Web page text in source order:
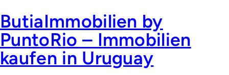
ButiaImmobilien by
PuntoRio – Immobilien
kaufen in Uruguay